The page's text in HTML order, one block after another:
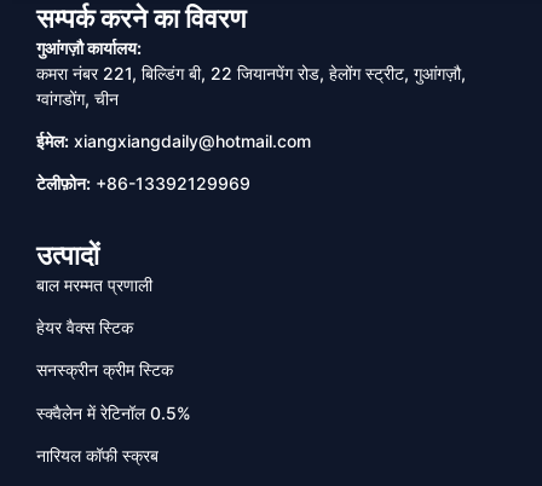
सम्पर्क करने का विवरण
गुआंगज़ौ कार्यालय:
कमरा नंबर 221, बिल्डिंग बी, 22 जियानपेंग रोड, हेलोंग स्ट्रीट, गुआंगज़ौ,
ग्वांगडोंग, चीन
ईमेल: xiangxiangdaily@hotmail.com
टेलीफ़ोन: +86-13392129969
उत्पादों
बाल मरम्मत प्रणाली
हेयर वैक्स स्टिक
सनस्क्रीन क्रीम स्टिक
स्क्वैलेन में रेटिनॉल 0.5%
नारियल कॉफी स्क्रब